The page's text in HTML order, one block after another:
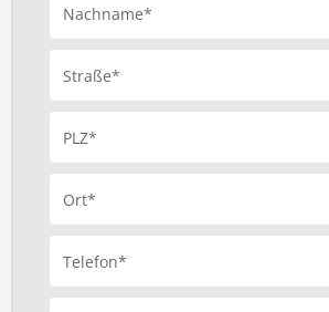
Nachname*
Straße*
PLZ*
Ort*
Telefon*